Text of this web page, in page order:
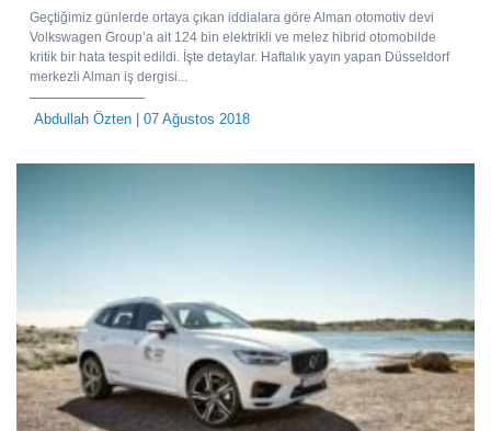
Geçtiğimiz günlerde ortaya çıkan iddialara göre Alman otomotiv devi
Volkswagen Group’a ait 124 bin elektrikli ve melez hibrid otomobilde
kritik bir hata tespit edildi. İşte detaylar. Haftalık yayın yapan Düsseldorf
merkezli Alman iş dergisi...
Abdullah Özten | 07 Ağustos 2018